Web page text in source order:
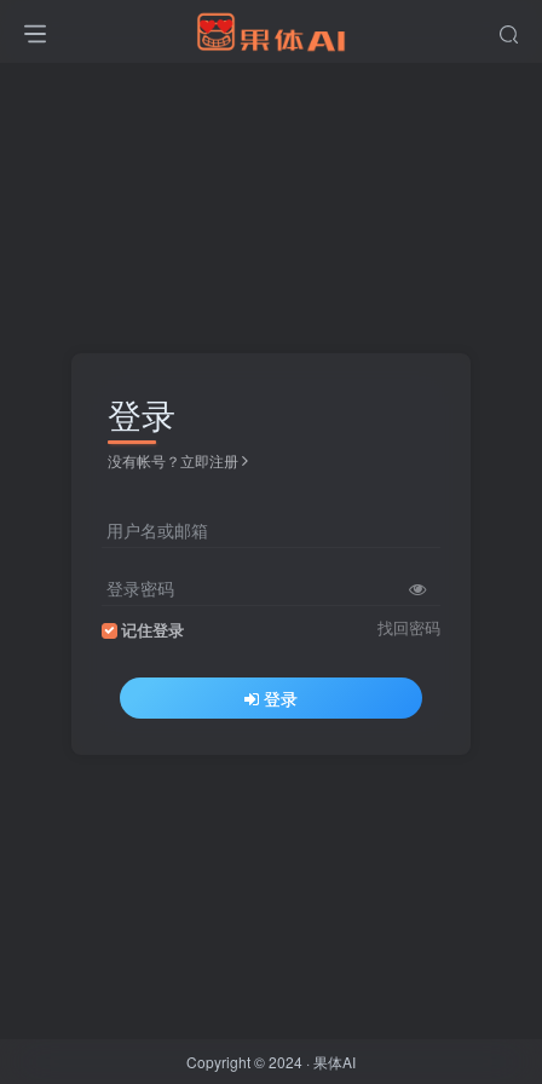
登录
没有帐号？立即注册
用户名或邮箱
登录密码
记住登录 找回密码
登录
Copyright © 2024 ·果体AI